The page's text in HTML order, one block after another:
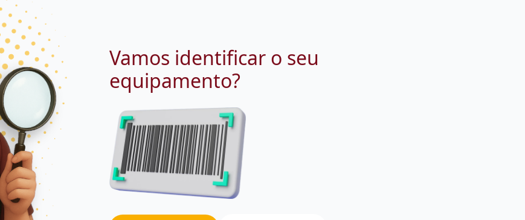
Vamos identificar o seu
equipamento?